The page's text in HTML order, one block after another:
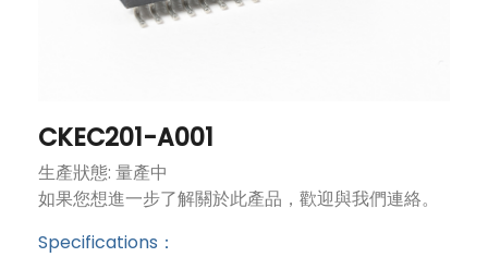
CKEC201-A001
生產狀態: 量產中
如果您想進一步了解關於此產品，歡迎與我們連絡。
Specifications：